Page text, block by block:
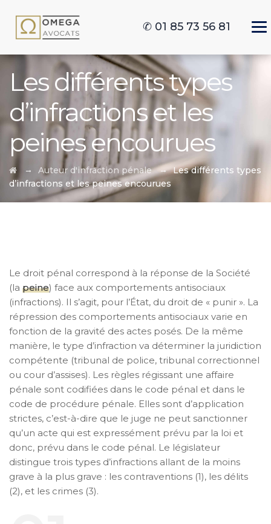
✆ 01 85 73 56 81
Les différents types
d’infractions et les
peines encourues
→ Auteur d'infraction pénale→Les différents types
d’infractions et les peines encourues
Le droit pénal correspond à la réponse de la Société
(la peine) face aux comportements antisociaux
(infractions). Il s’agit, pour l’État, du droit de « punir ». La
répression des comportements antisociaux varie en
fonction de la gravité des actes posés. De la même
manière, le type d’infraction va déterminer la juridiction
compétente (tribunal de police, tribunal correctionnel
ou cour d’assises). Les règles régissant une affaire
pénale sont codifiées dans le code pénal et dans le
code de procédure pénale. Elles sont d’application
strictes, c’est-à-dire que le juge ne peut sanctionner
qu’un acte qui est expressément prévu par la loi et
donc, prévu dans le code pénal. Le législateur
distingue trois types d’infractions allant de la moins
grave à la plus grave : les contraventions (1), les délits
(2), et les crimes (3).